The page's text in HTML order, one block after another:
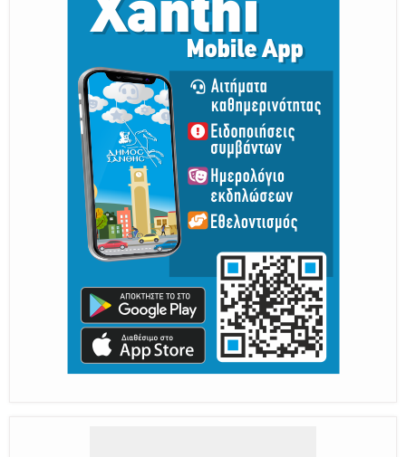
Η διατηρητέα πόλη με τους ανθρώπους
της, μας υποδέχονται
Από 30 Αυγούστου Έως 5 Σεπτεμβρίου